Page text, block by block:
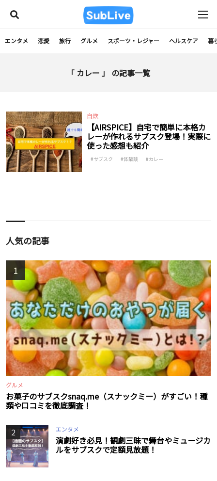
エンタメ 恋愛 旅行 グルメ スポーツ・レジャー ヘルスケア 暮
「 カレー 」 の記事一覧
自炊
【AIRSPICE】自宅で簡単に本格カ
レーが作れるサブスク登場！実際に
使った感想も紹介
サブスク 体験談 カレー
人気の記事
1
グルメ
お菓子のサブスクsnaq.me（スナックミー）がすごい！種
類や口コミを徹底調査！
2 エンタメ
演劇好き必見！観劇三昧で舞台やミュージカ
ルをサブスクで定額見放題！